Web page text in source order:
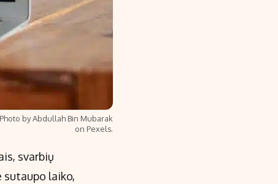
by Abdullah Bin Mubarak
on Pexels.
svarbių
sutaupo laiko,